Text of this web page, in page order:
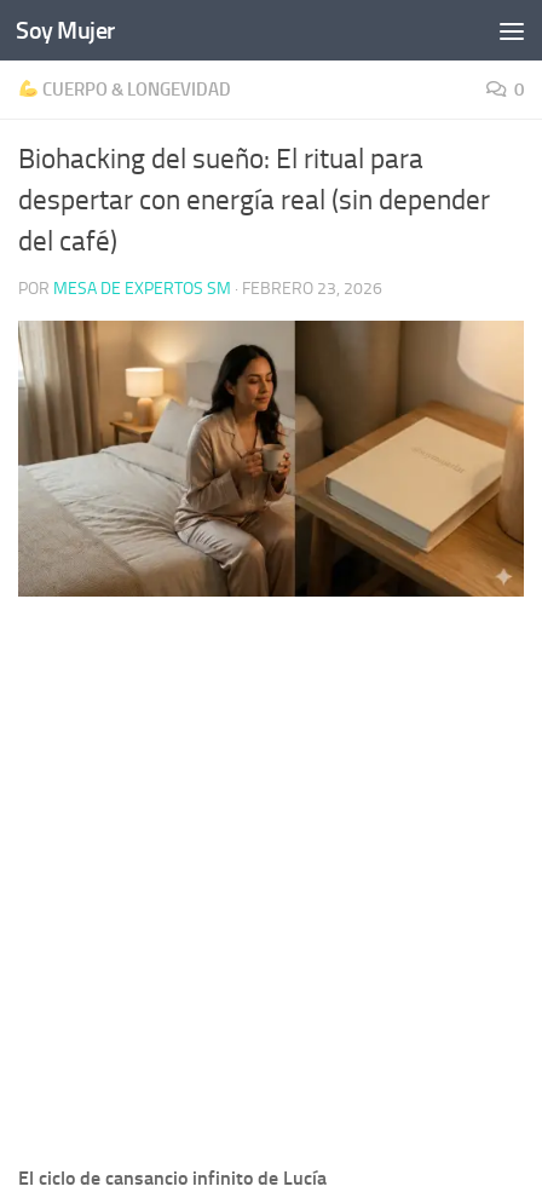
Bajo el contenido
Soy Mujer
CUERPO & LONGEVIDAD 0
Biohacking del sueño: El ritual para
despertar con energía real (sin depender
del café)
POR MESA DE EXPERTOS SM · FEBRERO 23, 2026
El ciclo de cansancio infinito de Lucía